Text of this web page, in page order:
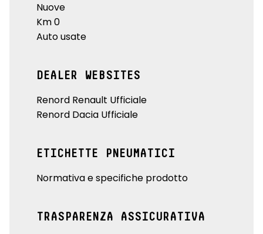
Nuove
Km 0
Auto usate
DEALER WEBSITES
Renord Renault Ufficiale
Renord Dacia Ufficiale
ETICHETTE PNEUMATICI
Normativa e specifiche prodotto
TRASPARENZA ASSICURATIVA